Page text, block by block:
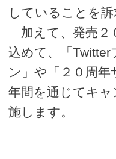
していることを訴
加えて、発売２
込めて、「
ン」や「２０周年
年間を通じてキ
施します。